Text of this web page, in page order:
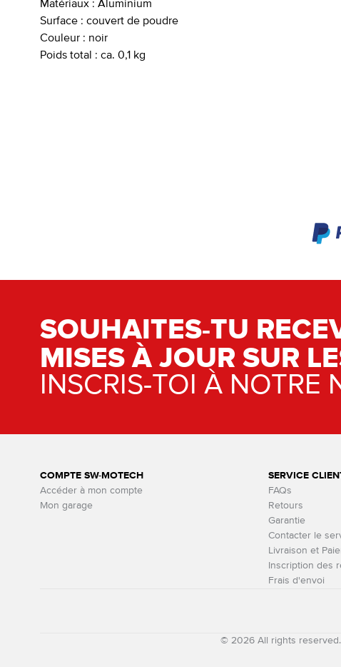
Matériaux : Aluminium
Surface : couvert de poudre
Couleur : noir
Poids total : ca. 0,1 kg
SOUHAITES-TU
MISES À JOUR SUR
INSCRIS-TOI À NOTRE
COMPTE SW-MOTECH
Accéder à mon compte
Mon garage
SERVICE
FAQs
Retours
Garantie
Contacter le
Livraison et
Inscription des
Frais d'envoi
© 2026 All rights reserved.